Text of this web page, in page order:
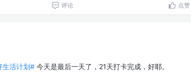
评论 点赞
生活计划# 今天是最后一天了，21天打卡完成，好耶。